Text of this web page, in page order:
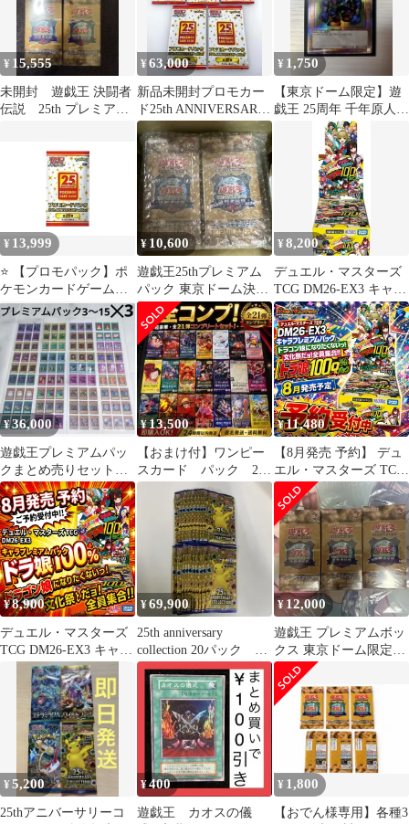
¥ 15,555
未開封 遊戯王 決闘者
伝説 25th プレミアム
¥63,000
新品未開封プロモカー
ド25th ANNIVERSARY
edition 5パック
¥ 1,750
【東京ドーム限定】遊
戯王 25周年 千年原人
¥ 13,999
⭐️ 【プロモパック】ポ
ケモンカードゲーム
25th ANNIVERSARY
edition プロモカードパ
ック（ランダム1枚入
り）
¥ 10,600
遊戯王25thプレミアム
パック 東京ドーム決闘
者伝説 2BOX シュリ
ンク付
¥8,200
デュエル・マスターズ
TCG DM26-EX3 キャラ
プレミアムパック ドラ
ゴン娘になりたくない
っ! 文化祭だョ!全員集
合!!ドラ娘100％パック
BOX
¥36,000
遊戯王プレミアムパッ
クまとめ売りセット・
大量・コレクション出
品
¥13,500
【おまけ付】ワンピー
スカード パック 21
種コンプリート品 ま
とめ売り
¥11,480
【8月発売 予約】 デュ
エル・マスターズ TCG
DM26-EX3 キャラプレ
ミアムパック ドラゴン
娘になりたくないっ!
文化祭だョ!全員集合!!
ドラ娘100％パック
¥8,900
デュエル・マスターズ
TCG DM26-EX3 キャラ
プレミアムパック ドラ
ゴン娘になりたくない
っ! 文化祭だョ!全員集
合!!ドラ娘100％パック
¥69,900
25th anniversary
collection 20パック ポ
ケカ
¥ 12,000
遊戯王 プレミアムボッ
クス 東京ドーム限定品
3箱 新品未開封
¥5,200
25thアニバーサリーコ
¥400
遊戯王 カオスの儀
¥ 1,800
【おでん様専用】各種3